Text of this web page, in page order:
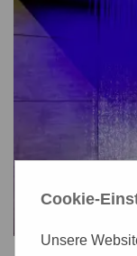
Cookie-
Unsere